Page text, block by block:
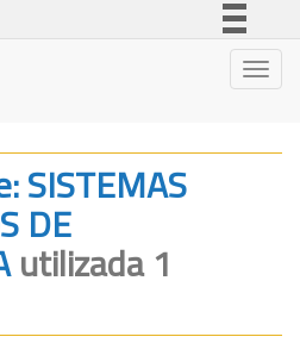
Legislação
SISTEMAS
DE
utilizada 1